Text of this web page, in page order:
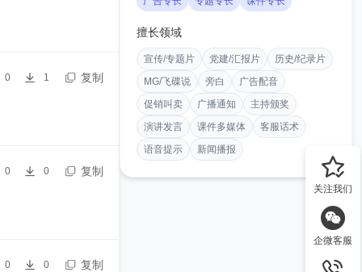
关注我们
企微客服
0 1 复制
0 0 复制
0 0 复制
擅长领域
宣传/专题片 党建/汇报片
历史/纪录片
MG/飞碟说
旁白
广告配音
促销叫卖
广播通知
主持颁奖
演讲发言
课件多媒体
客服话术
语音提示
新闻播报